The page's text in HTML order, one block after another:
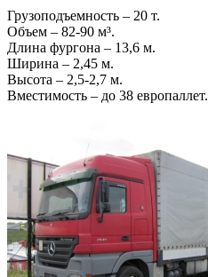
Грузоподъемность – 20 т.
Объем – 82-90 м³.
Длина фургона – 13,6 м.
Ширина – 2,45 м.
Высота – 2,5-2,7 м.
Вместимость – до 38 европаллет.